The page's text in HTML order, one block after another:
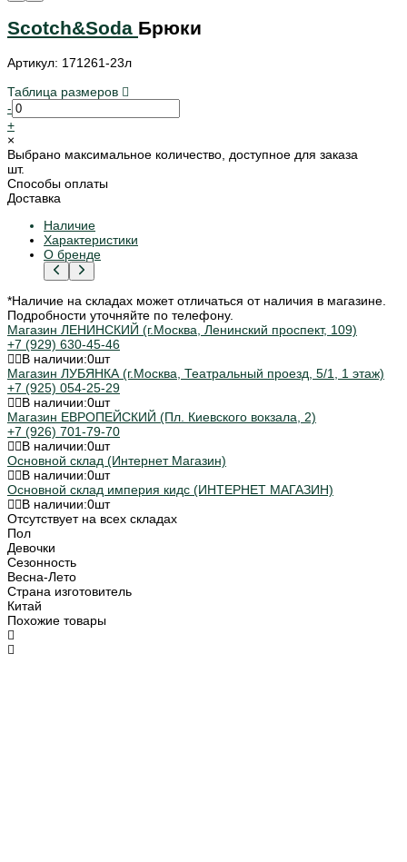
Scotch&Soda Брюки
Артикул: 171261-23л
Таблица размеров
-
+
×
Выбрано максимальное количество, доступное для заказа
шт.
Способы оплаты
Доставка
Наличие
Характеристики
О бренде
*Наличие на складах может отличаться от наличия в магазине.
Подробности уточняйте по телефону.
Магазин ЛЕНИНСКИЙ (г.Москва, Ленинский проспект, 109)
+7 (929) 630-45-46
В наличии:0шт
Магазин ЛУБЯНКА (г.Москва, Театральный проезд, 5/1, 1 этаж)
+7 (925) 054-25-29
В наличии:0шт
Магазин ЕВРОПЕЙСКИЙ (Пл. Киевского вокзала, 2)
+7 (926) 701-79-70
В наличии:0шт
Основной склад (Интернет Магазин)
В наличии:0шт
Основной склад империя кидс (ИНТЕРНЕТ МАГАЗИН)
В наличии:0шт
Отсутствует на всех складах
Пол
Девочки
Сезонность
Весна-Лето
Страна изготовитель
Китай
Похожие товары